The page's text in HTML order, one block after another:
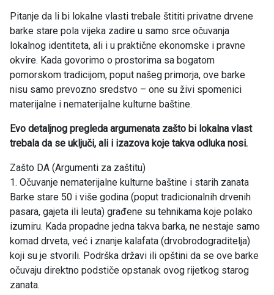
Pitanje da li bi lokalne vlasti trebale štititi privatne drvene
barke stare pola vijeka zadire u samo srce očuvanja
lokalnog identiteta, ali i u praktične ekonomske i pravne
okvire. Kada govorimo o prostorima sa bogatom
pomorskom tradicijom, poput našeg primorja, ove barke
nisu samo prevozno sredstvo – one su živi spomenici
materijalne i nematerijalne kulturne baštine.
Evo detaljnog pregleda argumenata zašto bi lokalna vlast
trebala da se uključi, ali i izazova koje takva odluka nosi.
Zašto DA (Argumenti za zaštitu)
1. Očuvanje nematerijalne kulturne baštine i starih zanata
Barke stare 50 i više godina (poput tradicionalnih drvenih
pasara, gajeta ili leuta) građene su tehnikama koje polako
izumiru. Kada propadne jedna takva barka, ne nestaje samo
komad drveta, već i znanje kalafata (drvobrodograditelja)
koji su je stvorili. Podrška državi ili opštini da se ove barke
očuvaju direktno podstiče opstanak ovog rijetkog starog
zanata.